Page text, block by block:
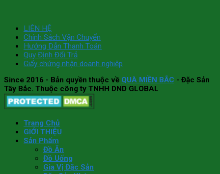
LIÊN HỆ
Chính Sách Vận Chuyển
Hướng Dẫn Thanh Toán
Quy Định Đổi Trả
Giấy chứng nhận doanh nghiệp
Since 2016 - Bản quyền thuộc về QUÀ MIỀN BẮC - Đặc Sản
Tây Bắc. Thuộc công ty TNHH DND GLOBAL
Trang Chủ
GIỚI THIỆU
Sản Phẩm
Đồ Ăn
Đồ Uống
Gia Vị Đặc Sản